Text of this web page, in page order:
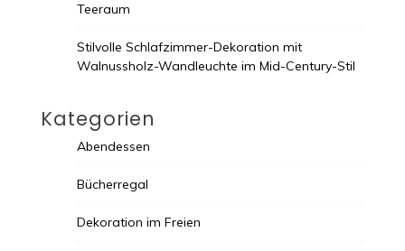
Teeraum
Stilvolle Schlafzimmer-Dekoration mit
Walnussholz-Wandleuchte im Mid-Century-Stil
Kategorien
Abendessen
Bücherregal
Dekoration im Freien